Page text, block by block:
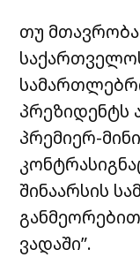
თუ
პრეზიდენტს
პრემიერ-
შინაარსის
ვადაში”.